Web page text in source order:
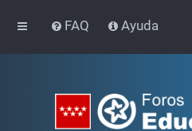
FAQ Ayuda